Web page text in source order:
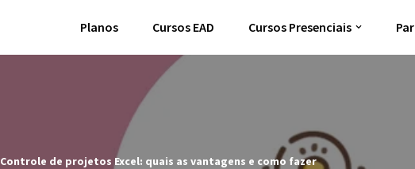
Planos Cursos EAD Cursos Presenciais
Controle de projetos Excel: quais as vantagens e como fazer